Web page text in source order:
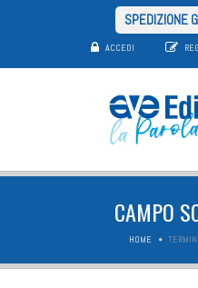
SPEDIZIONE
ACCEDI
CAMPO
HOME